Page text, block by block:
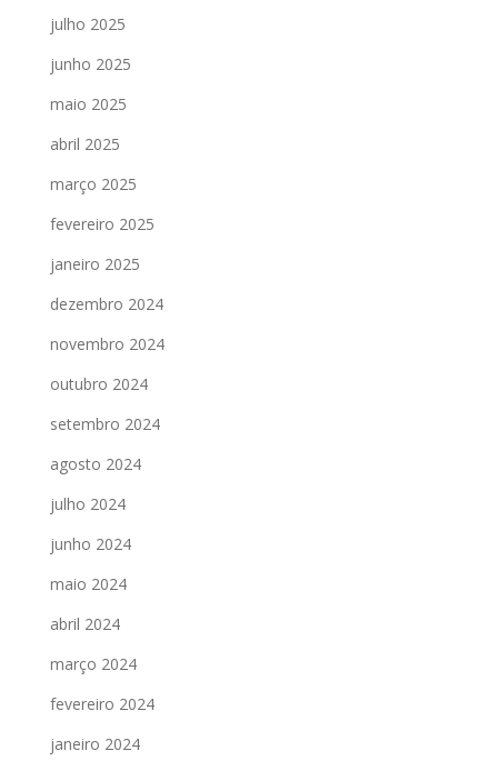
julho 2025
junho 2025
maio 2025
abril 2025
março 2025
fevereiro 2025
janeiro 2025
dezembro 2024
novembro 2024
outubro 2024
setembro 2024
agosto 2024
julho 2024
junho 2024
maio 2024
abril 2024
março 2024
fevereiro 2024
janeiro 2024